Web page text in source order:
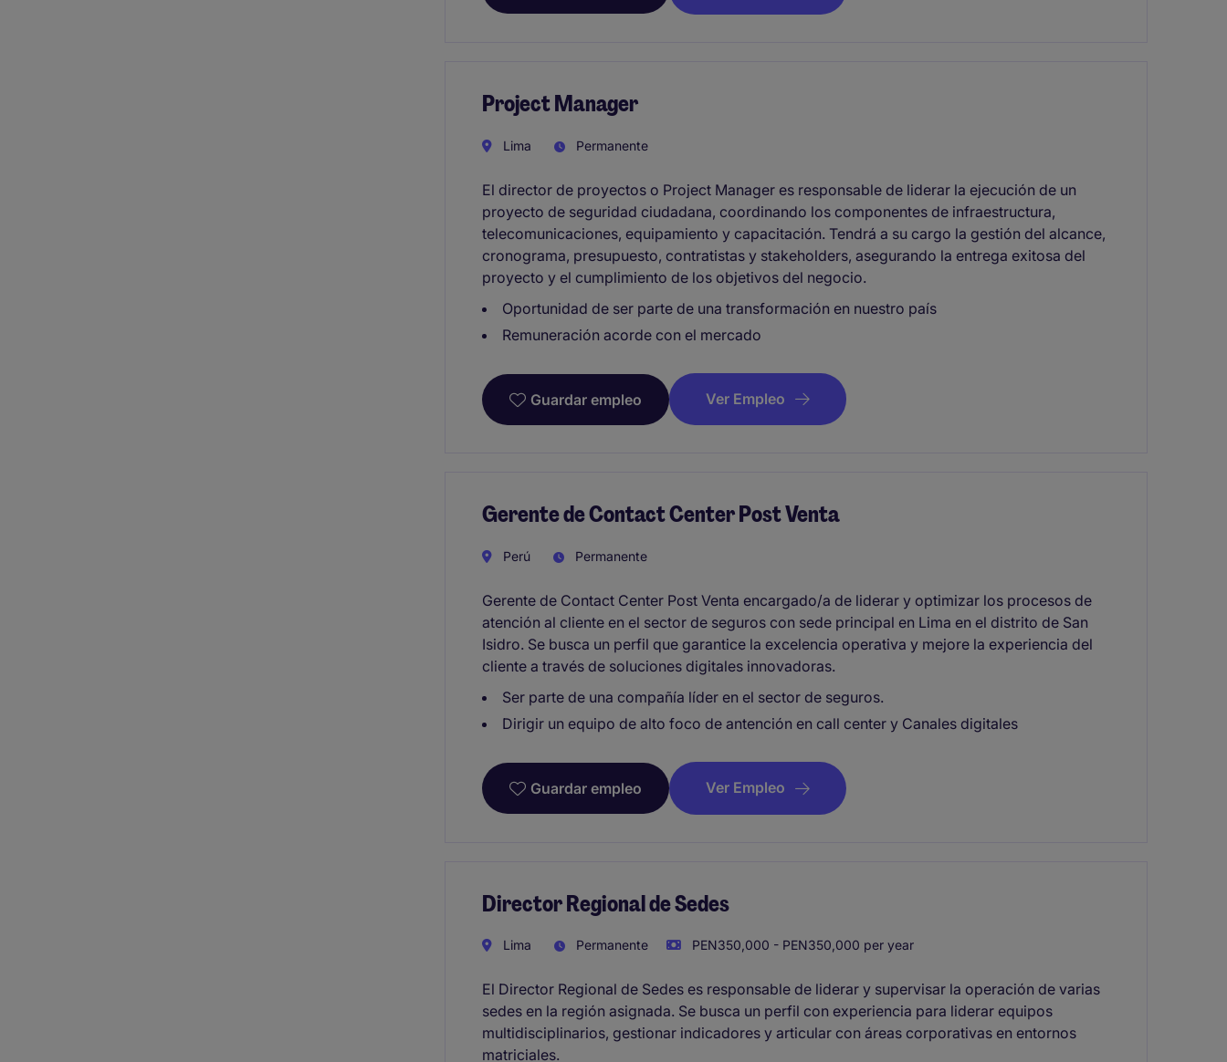
Project Manager
Lima Permanente
El director de proyectos o Project Manager es responsable de liderar la ejecución de un
proyecto de seguridad ciudadana, coordinando los componentes de infraestructura,
telecomunicaciones, equipamiento y capacitación. Tendrá a su cargo la gestión del alcance,
cronograma, presupuesto, contratistas y stakeholders, asegurando la entrega exitosa del
proyecto y el cumplimiento de los objetivos del negocio.
Oportunidad de ser parte de una transformación en nuestro país
Remuneración acorde con el mercado
Guardar empleo Ver Empleo
Gerente de Contact Center Post Venta
Perú Permanente
Gerente de Contact Center Post Venta encargado/a de liderar y optimizar los procesos de
atención al cliente en el sector de seguros con sede principal en Lima en el distrito de San
Isidro. Se busca un perfil que garantice la excelencia operativa y mejore la experiencia del
cliente a través de soluciones digitales innovadoras.
Ser parte de una compañía líder en el sector de seguros.
Dirigir un equipo de alto foco de antención en call center y Canales digitales
Guardar empleo Ver Empleo
Director Regional de Sedes
Lima Permanente PEN350,000 - PEN350,000 per year
El Director Regional de Sedes es responsable de liderar y supervisar la operación de varias
sedes en la región asignada. Se busca un perfil con experiencia para liderar equipos
multidisciplinarios, gestionar indicadores y articular con áreas corporativas en entornos
matriciales.